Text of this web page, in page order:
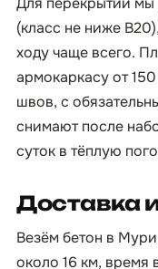
(класс не ниже
ходу чаще всего.
армокаркасу от
швов, с
снимают после
суток в тёплую
Доставка
Везём бетон в
около 16 км, время